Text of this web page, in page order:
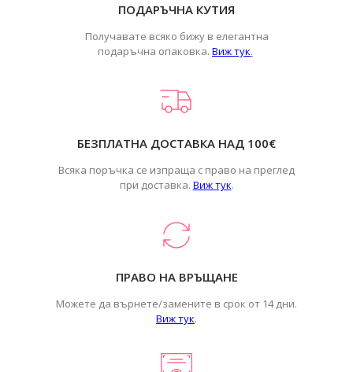
ПОДАРЪЧНА КУТИЯ
Получавате всяко бижу в елегантна
подаръчна опаковка. Виж тук.
БЕЗПЛАТНА ДОСТАВКА НАД 100€
Всяка поръчка се изпраща с право на преглед
при доставка. Виж тук.
ПРАВО НА ВРЪЩАНЕ
Можете да върнете/замените в срок от 14 дни.
Виж тук.